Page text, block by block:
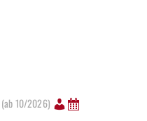
(ab 10/2026)